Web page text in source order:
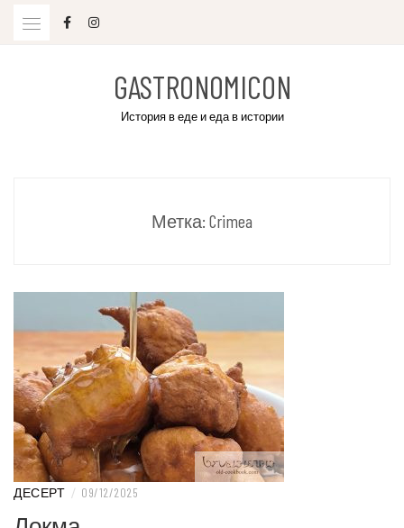
GASTRONOMICON
История в еде и еда в истории
Метка: Crimea
ДЕСЕРТ / 09/12/2025